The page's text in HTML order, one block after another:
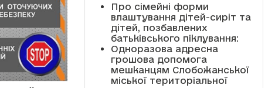
Про сімейні форми
влаштування дітей-сиріт та
дітей, позбавлених
батьківського піклування:
Одноразова адресна
грошова допомога
мешканцям Слобожанської
міської територіальної